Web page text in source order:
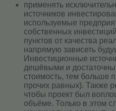
применять
источников
используемые
собственных
пунктов от качества
напрямую зависеть
Инвестиционные
дешёвыми и
стоимость, тем больше
прочих равных). Также
чтобы проект был
объёме. Только в этом